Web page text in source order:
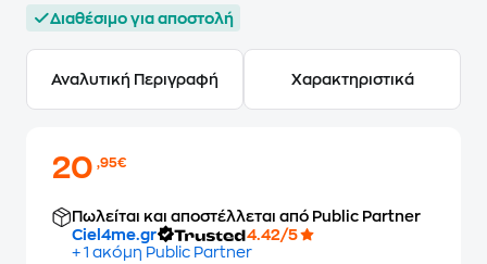
Διαθέσιμο για αποστολή
Αναλυτική Περιγραφή Χαρακτηριστικά
20,95€
Πωλείται και αποστέλλεται από Public Partner
Ciel4me.gr
4.42/5
+ 1 ακόμη Public Partner